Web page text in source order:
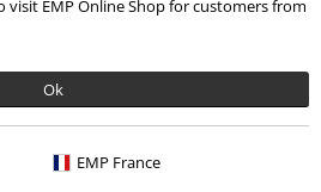
visit EMP Online Shop for customers from
Ok
EMP France